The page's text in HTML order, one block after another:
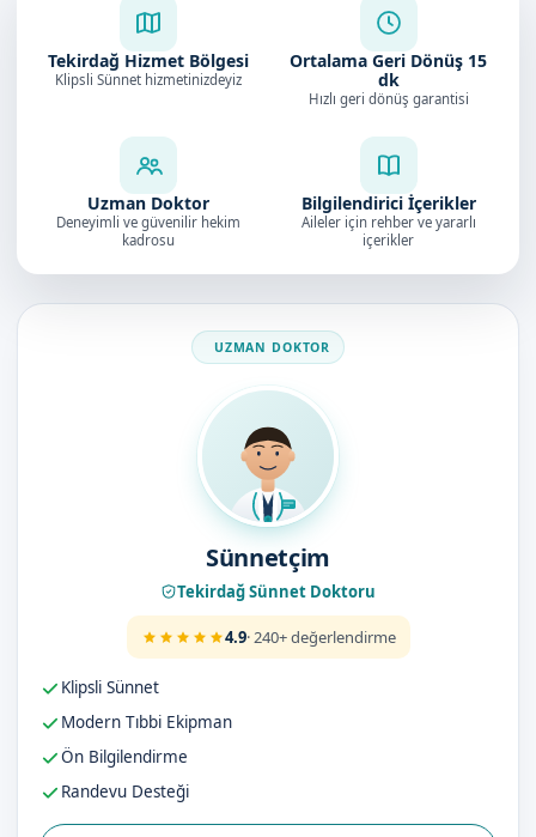
Tekirdağ Hizmet Bölgesi
Klipsli Sünnet hizmetinizdeyiz
Ortalama Geri Dönüş 15
dk
Hızlı geri dönüş garantisi
Uzman Doktor
Deneyimli ve güvenilir hekim
kadrosu
Bilgilendirici İçerikler
Aileler için rehber ve yararlı
içerikler
Doktorumuz
Sünnetçim
Tekirdağ Sünnet Doktoru
4.9· 240+ değerlendirme
Klipsli Sünnet
Modern Tıbbi Ekipman
Ön Bilgilendirme
Randevu Desteği